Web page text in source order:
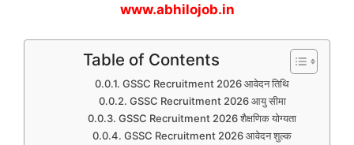
www.abhilojob.in
Table of Contents
GSSC Recruitment 2026 आवेदन तिथि
GSSC Recruitment 2026 आयु सीमा
GSSC Recruitment 2026 शैक्षणिक योग्यता
GSSC Recruitment 2026 आवेदन शुल्क